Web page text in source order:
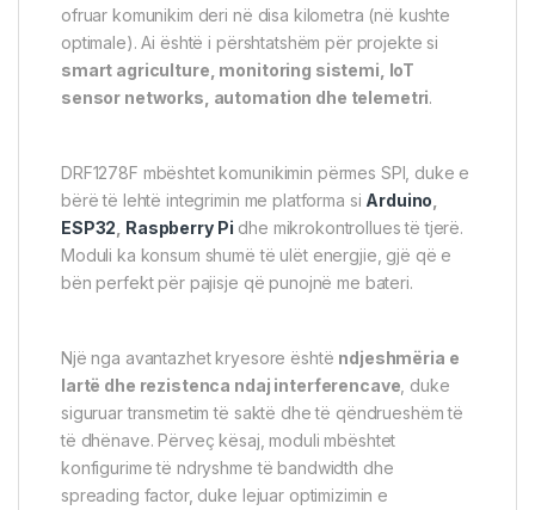
ofruar komunikim deri në disa kilometra (në kushte
optimale). Ai është i përshtatshëm për projekte si
smart agriculture, monitoring sistemi, IoT
sensor networks, automation dhe telemetri.
DRF1278F mbështet komunikimin përmes SPI, duke e
bërë të lehtë integrimin me platforma si Arduino,
ESP32, Raspberry Pi dhe mikrokontrollues të tjerë.
Moduli ka konsum shumë të ulët energjie, gjë që e
bën perfekt për pajisje që punojnë me bateri.
Një nga avantazhet kryesore është ndjeshmëria e
lartë dhe rezistenca ndaj interferencave, duke
siguruar transmetim të saktë dhe të qëndrueshëm të
të dhënave. Përveç kësaj, moduli mbështet
konfigurime të ndryshme të bandwidth dhe
spreading factor, duke lejuar optimizimin e